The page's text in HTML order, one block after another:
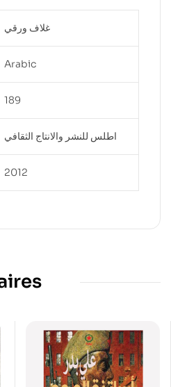
غلاف ورقي
Arabic
189
اطلس للنشر والانتاج الثقافي
2012